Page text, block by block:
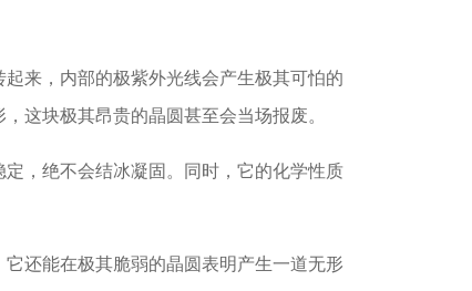
来，内部的极紫外光线会产生极其可怕的
这块极其昂贵的晶圆甚至会当场报废。
，绝不会结冰凝固。同时，它的化学性质
还能在极其脆弱的晶圆表明产生一道无形